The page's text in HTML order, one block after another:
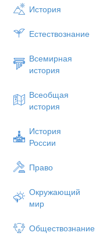
История
Естествознание
Всемирная
история
Всеобщая
история
История
России
Право
Окружающий
мир
Обществознание